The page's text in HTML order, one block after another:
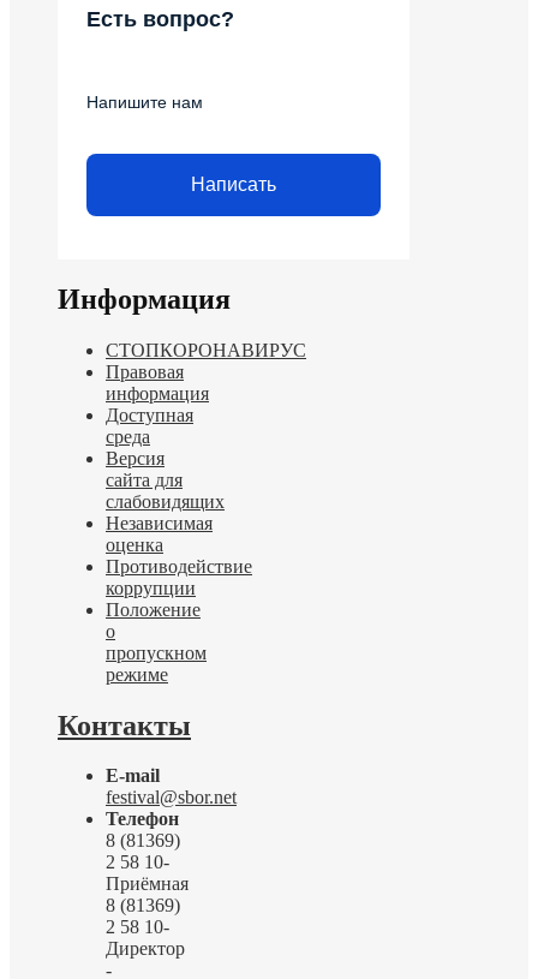
Есть вопрос?
Напишите нам
Написать
Информация
СТОПКОРОНАВИРУС
Правовая
информация
Доступная
среда
Версия
сайта для
слабовидящих
Независимая
оценка
Противодействие
коррупции
Положение
о
пропускном
режиме
Контакты
E-mail
festival@sbor.net
Телефон
8 (81369)
2 58 10-
Приёмная
8 (81369)
2 58 10-
Директор
-